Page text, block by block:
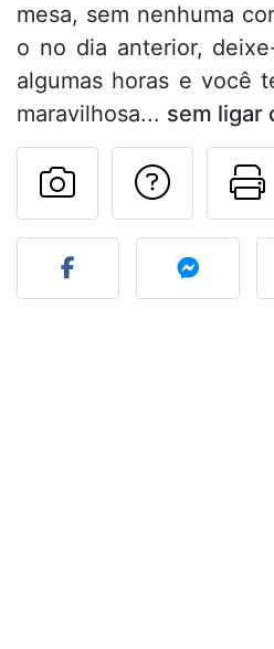
mesa, sem nenhuma
o no dia anterior,
algumas horas e você
maravilhosa... sem ligar
Fez esta